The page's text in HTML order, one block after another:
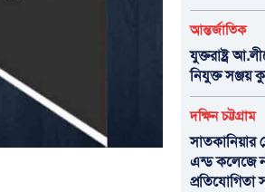
আন্তর্জাতিক
যুক্তরাষ্ট্র
নিযুক্ত সঞ্জয়
দক্ষিন চট্টগ্রাম
সাতকানিয়ার
এন্ড কলেজে
প্রতিযোগিতা